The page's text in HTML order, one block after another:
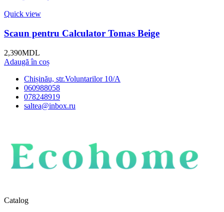
Quick view
Scaun pentru Calculator Tomas Beige
2,390MDL
Adaugă în coș
Chișinău, str.Voluntarilor 10/A
060988058
078248919
saltea@inbox.ru
Catalog